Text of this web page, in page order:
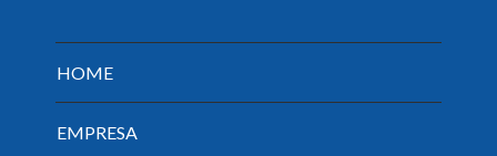
HOME
EMPRESA